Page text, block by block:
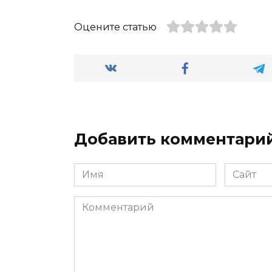
Оцените статью
Добавить
Имя
*
Сайт
Комментарий